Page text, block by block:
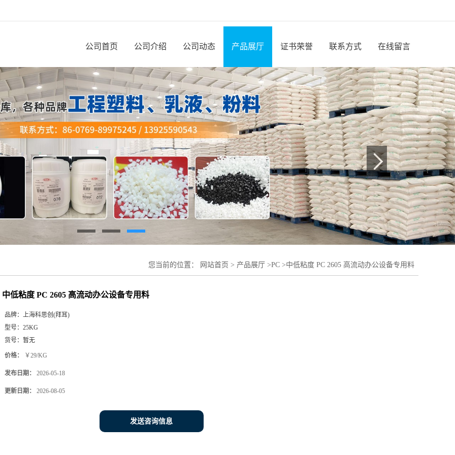
公司首页 公司介绍 公司动态 产品展厅 证书荣誉 联系方式 在线留言
您当前的位置： 网站首页 > 产品展厅 >PC >中低粘度 PC 2605 高流动办公设备专用料
中低粘度 PC 2605 高流动办公设备专用料
品牌： 上海科思创(拜耳)
型号： 25KG
货号： 暂无
价格： ￥29/KG
发布日期： 2026-05-18
更新日期： 2026-08-05
发送咨询信息